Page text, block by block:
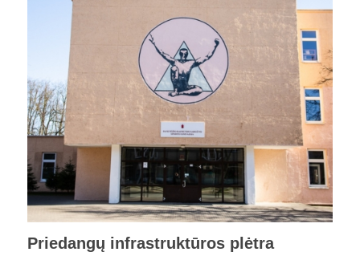
Priedangų infrastruktūros plėtra